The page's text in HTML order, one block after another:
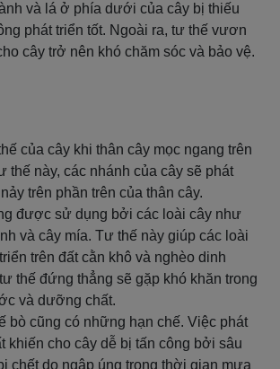
và lá ở phía dưới của cây bị thiếu
phát triển tốt. Ngoài ra, tư thế vươn
cây trở nên khó chăm sóc và bảo vệ.
của cây khi thân cây mọc ngang trên
thế này, các nhánh của cây sẽ phát
trên phần trên của thân cây.
được sử dụng bởi các loài cây như
và cây mía. Tư thế này giúp các loài
trên đất cằn khô và nghèo dinh
thế đứng thẳng sẽ gặp khó khăn trong
và dưỡng chất.
bò cũng có những hạn chế. Việc phát
khiến cho cây dễ bị tấn công bởi sâu
chết do ngập úng trong thời gian mưa